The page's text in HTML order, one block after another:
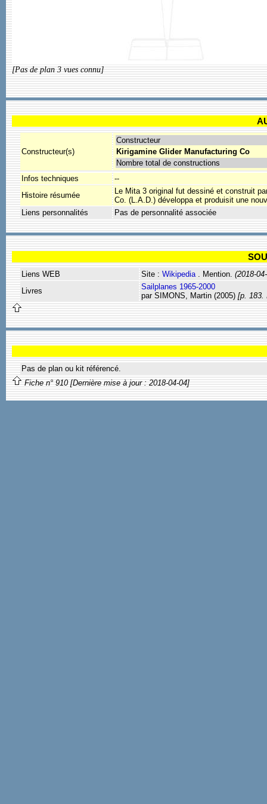
[Pas de plan 3 vues connu]
Constructeur(s)
Constructeur
Kirigamine Glider Manufacturing Co
Nombre total de constructions
Infos techniques
--
Histoire résumée
Le Mita 3 original fut dessiné et construit
Co. (L.A.D.) développa et produisit une
Liens personnalités
Pas de personnalité associée
Liens WEB Site : Wikipedia . Mention. (2018-
Livres
Sailplanes 1965-2000
par SIMONS, Martin (2005) [p. 183.
Pas de plan ou kit référencé.
Fiche n° 910 [Dernière mise à jour : 2018-04-04]